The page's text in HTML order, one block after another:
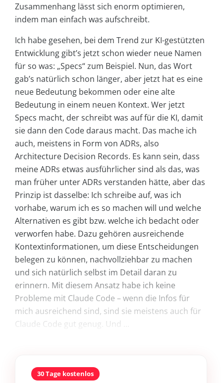
Zusammenhang lässt sich enorm optimieren,
indem man einfach was aufschreibt.
Ich habe gesehen, bei dem Trend zur KI-gestützten
Entwicklung gibt’s jetzt schon wieder neue Namen
für so was: „Specs“ zum Beispiel. Nun, das Wort
gab’s natürlich schon länger, aber jetzt hat es eine
neue Bedeutung bekommen oder eine alte
Bedeutung in einem neuen Kontext. Wer jetzt
Specs macht, der schreibt was auf für die KI, damit
sie dann den Code daraus macht. Das mache ich
auch, meistens in Form von ADRs, also
Architecture Decision Records. Es kann sein, dass
meine ADRs etwas ausführlicher sind als das, was
man früher unter ADRs verstanden hätte, aber das
Prinzip ist dasselbe: Ich schreibe auf, was ich
vorhabe, warum ich es so machen will und welche
Alternativen es gibt bzw. welche ich bedacht oder
verworfen habe. Dazu gehören ausreichende
Kontextinformationen, um diese Entscheidungen
belegen zu können, nachvollziehbar zu machen
und sich natürlich selbst im Detail daran zu
erinnern. Mit diesem Ansatz habe ich keine
Probleme mit Claude Code – wenn die Infos für
mich ausreichend sind, sind sie meistens auch für
Claude Code gut genug. Und ...
30 Tage kostenlos